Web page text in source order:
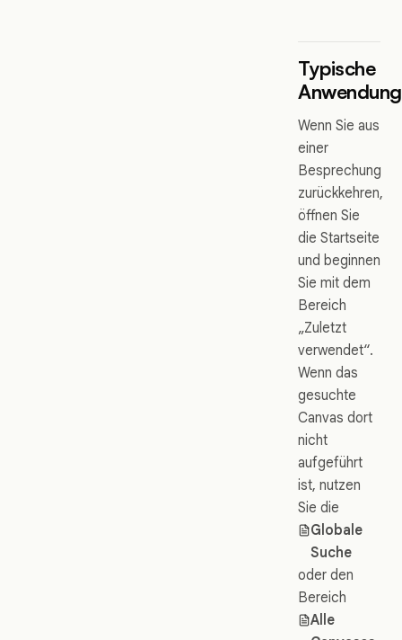
Typische
Wenn Sie aus
einer
Besprechung
zurückkehren,
öffnen Sie
die Startseite
und beginnen
Sie mit dem
Bereich
„Zuletzt
verwendet“.
Wenn das
gesuchte
Canvas dort
nicht
aufgeführt
ist, nutzen
Sie die
Globale
Suche
oder den
Bereich
Alle